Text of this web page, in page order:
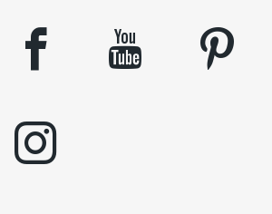
facebook youtube pinterest
instagram